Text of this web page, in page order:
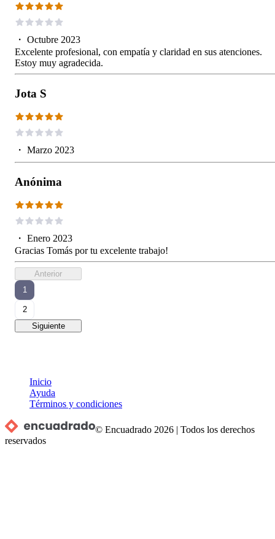
・ Octubre 2023
Excelente profesional, con empatía y claridad en sus atenciones.
Estoy muy agradecida.
Jota S
・ Marzo 2023
Anónima
・ Enero 2023
Gracias Tomás por tu excelente trabajo!
Anterior
1
2
Siguiente
Inicio
Ayuda
Términos y condiciones
© Encuadrado 2026 |Todos los derechos
reservados